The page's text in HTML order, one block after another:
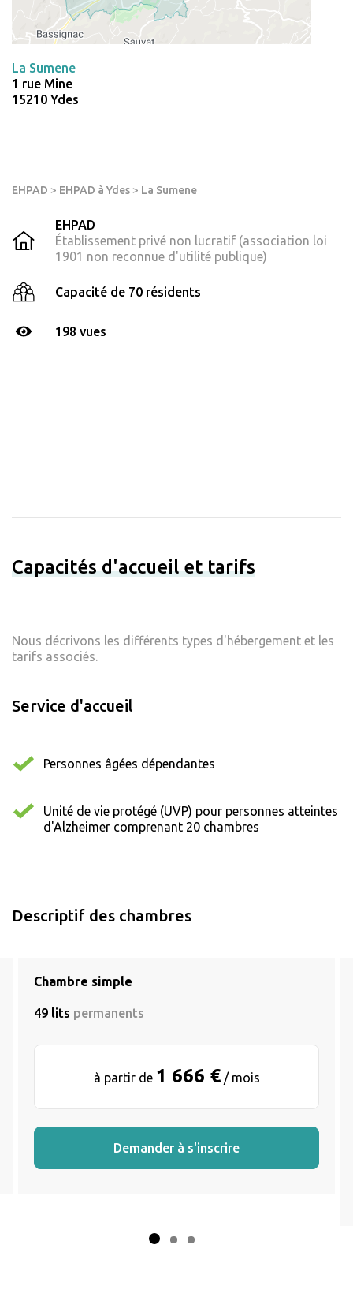
EHPAD > EHPAD à Ydes > La Sumene
EHPAD
Établissement privé non lucratif (association loi
1901 non reconnue d'utilité publique)
Capacité de 70 résidents
198 vues
La Sumene
1 rue Mine
15210 Ydes
Capacités d'accueil et tarifs
Nous décrivons les différents types d'hébergement et les
tarifs associés.
Service d'accueil
Personnes âgées dépendantes
Unité de vie protégé (UVP) pour personnes atteintes
d'Alzheimer comprenant 20 chambres
Descriptif des chambres
Chambre simple
49 lits permanents
à partir de 1 666 €/ mois
Demander à s'inscrire